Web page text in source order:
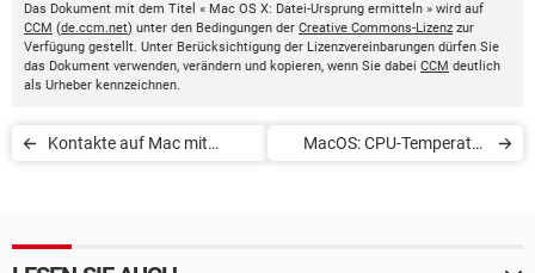
Das Dokument mit dem Titel « Mac OS X: Datei-Ursprung ermitteln » wird auf
CCM (de.ccm.net) unter den Bedingungen der Creative Commons-Lizenz zur
Verfügung gestellt. Unter Berücksichtigung der Lizenzvereinbarungen dürfen Sie
das Dokument verwenden, verändern und kopieren, wenn Sie dabei CCM deutlich
als Urheber kennzeichnen.
Kontakte auf Mac mit
MacOS: CPU-Temperatur